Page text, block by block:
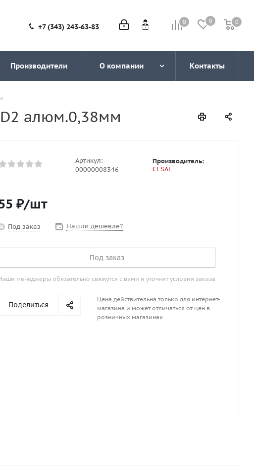
0 0 0
0
+7 (343) 243-63-83
Производители О компании Контакты
алюм.0,38мм
Артикул:
00000008346
Производитель:
CESAL
₽/шт
Под заказ Нашли дешевле?
Под заказ
менеджеры обязательно свяжутся с вами и уточнят условия заказа
Поделиться
Цена действительна только для интернет-
магазина и может отличаться от цен в
розничных магазинах